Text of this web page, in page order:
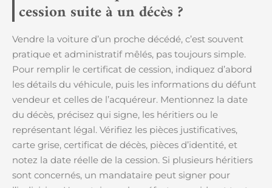
cession suite à un décès ?
Vendre la voiture d’un proche décédé, c’est souvent
pratique et administratif mêlés, pas toujours simple.
Pour remplir le certificat de cession, indiquez d’abord
les détails du véhicule, puis les informations du défunt
vendeur et celles de l’acquéreur. Mentionnez la date
du décès, précisez qui signe, les héritiers ou le
représentant légal. Vérifiez les pièces justificatives,
carte grise, certificat de décès, pièces d’identité, et
notez la date réelle de la cession. Si plusieurs héritiers
sont concernés, un mandataire peut signer pour